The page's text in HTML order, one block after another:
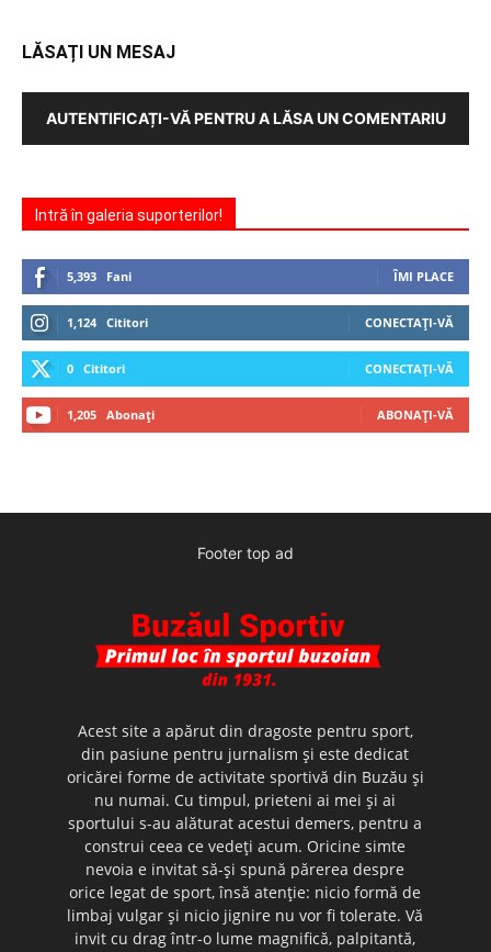
LĂSAȚI UN MESAJ
AUTENTIFICAȚI-VĂ PENTRU A LĂSA UN COMENTARIU
Intră în galeria suporterilor!
5,393 Fani ÎMI PLACE
1,124 Cititori CONECTAȚI-VĂ
0 Cititori CONECTAȚI-VĂ
1,205 Abonați ABONAȚI-VĂ
Footer top ad
Acest site a apărut din dragoste pentru sport,
din pasiune pentru jurnalism şi este dedicat
oricărei forme de activitate sportivă din Buzău şi
nu numai. Cu timpul, prieteni ai mei şi ai
sportului s-au alăturat acestui demers, pentru a
construi ceea ce vedeţi acum. Oricine simte
nevoia e invitat să-şi spună părerea despre
orice legat de sport, însă atenţie: nicio formă de
limbaj vulgar şi nicio jignire nu vor fi tolerate. Vă
invit cu drag într-o lume magnifică, palpitantă,